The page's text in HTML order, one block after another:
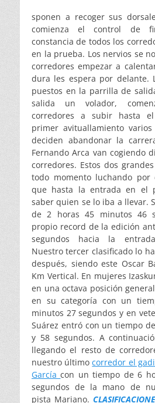
sponen a recoger sus
comienza el control de
constancia de todos los
en la prueba. Los nervios se
corredores empezar a
dura les espera por delante.
puestos en la parrilla de
salida un volador,
corredores a subir hasta
primer avituallamiento
deciden abandonar la
Fernando Arca van cogiendo
corredores. Estos dos
todo momento luchando por
que hasta la entrada en el
saber quien se lo iba a llevar.
de 2 horas 45 minutos 46
propio record de la edición
segundos hacia la
Nuestro tercer clasificado lo
después, siendo este Oscar
Km Vertical. En mujeres
en una octava posición
en su categoría con un
minutos 27 segundos y en
Suárez entró con un tiempo
y 58 segundos. A
llegando el resto de
nuestro últimocorredor el
Garcíacon un tiempo de 6
segundos de la mano de
pista Mariano.